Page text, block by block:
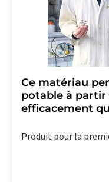
Ce matériau
potable à
efficacement
Produit pour la